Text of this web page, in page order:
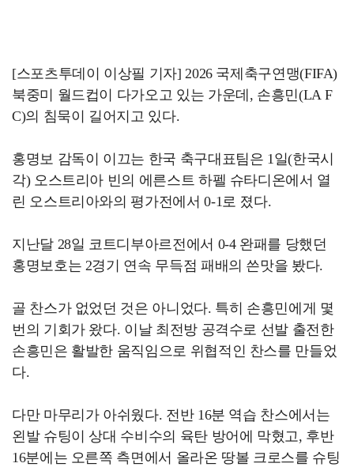
[스포츠투데이 이상필 기자] 2026 국제축구연맹(FIFA)
북중미 월드컵이 다가오고 있는 가운데, 손흥민(LA F
C)의 침묵이 길어지고 있다.
홍명보 감독이 이끄는 한국 축구대표팀은 1일(한국시
각) 오스트리아 빈의 에른스트 하펠 슈타디온에서 열
린 오스트리아와의 평가전에서 0-1로 졌다.
지난달 28일 코트디부아르전에서 0-4 완패를 당했던
홍명보호는 2경기 연속 무득점 패배의 쓴맛을 봤다.
골 찬스가 없었던 것은 아니었다. 특히 손흥민에게 몇
번의 기회가 왔다. 이날 최전방 공격수로 선발 출전한
손흥민은 활발한 움직임으로 위협적인 찬스를 만들었
다.
다만 마무리가 아쉬웠다. 전반 16분 역습 찬스에서는
왼발 슈팅이 상대 수비수의 육탄 방어에 막혔고, 후반
16분에는 오른쪽 측면에서 올라온 땅볼 크로스를 슈팅